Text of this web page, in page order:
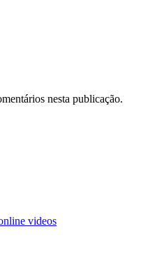
nesta publicação.
videos